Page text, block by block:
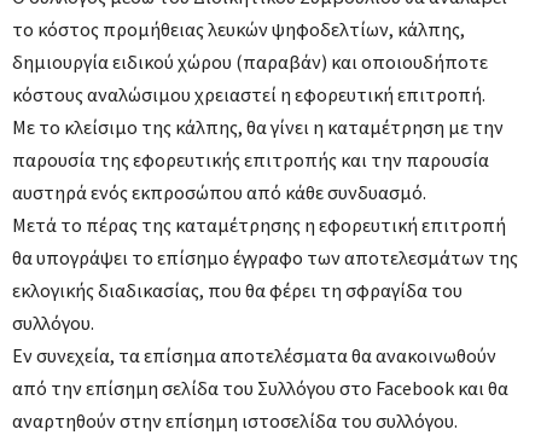
το κόστος προμήθειας λευκών ψηφοδελτίων, κάλπης,
δημιουργία ειδικού χώρου (παραβάν) και οποιουδήποτε
κόστους αναλώσιμου χρειαστεί η εφορευτική επιτροπή.
Με το κλείσιμο της κάλπης, θα γίνει η καταμέτρηση με την
παρουσία της εφορευτικής επιτροπής και την παρουσία
αυστηρά ενός εκπροσώπου από κάθε συνδυασμό.
Μετά το πέρας της καταμέτρησης η εφορευτική επιτροπή
θα υπογράψει το επίσημο έγγραφο των αποτελεσμάτων της
εκλογικής διαδικασίας, που θα φέρει τη σφραγίδα του
συλλόγου.
Εν συνεχεία, τα επίσημα αποτελέσματα θα ανακοινωθούν
από την επίσημη σελίδα του Συλλόγου στο Facebook και θα
αναρτηθούν στην επίσημη ιστοσελίδα του συλλόγου.